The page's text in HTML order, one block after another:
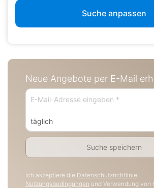
Suche anpassen
Neue Angebote per E-Mail
täglich
Suche speichern
Ich akzeptiere die Datenschutzrichtlinie,
Nutzungsbedingungen und Verwendung von